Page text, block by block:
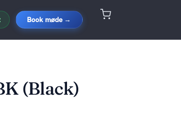
Book møde →
(Black)